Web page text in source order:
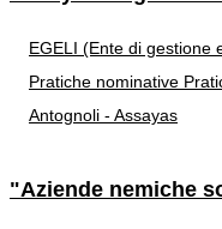
EGELI (Ente di gestione
Pratiche nominative
Antognoli - Assayas
"Aziende nemiche